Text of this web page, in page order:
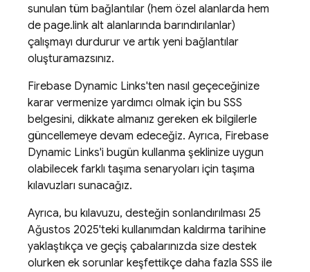
sunulan tüm bağlantılar (hem özel alanlarda hem
de page.link alt alanlarında barındırılanlar)
çalışmayı durdurur ve artık yeni bağlantılar
oluşturamazsınız.
Firebase Dynamic Links'ten nasıl geçeceğinize
karar vermenize yardımcı olmak için bu SSS
belgesini, dikkate almanız gereken ek bilgilerle
güncellemeye devam edeceğiz. Ayrıca, Firebase
Dynamic Links'i bugün kullanma şeklinize uygun
olabilecek farklı taşıma senaryoları için taşıma
kılavuzları sunacağız.
Ayrıca, bu kılavuzu, desteğin sonlandırılması 25
Ağustos 2025'teki kullanımdan kaldırma tarihine
yaklaştıkça ve geçiş çabalarınızda size destek
olurken ek sorunlar keşfettikçe daha fazla SSS ile